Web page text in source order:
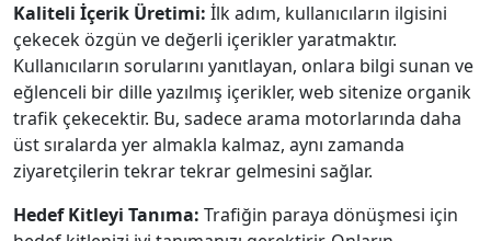
Kaliteli İçerik Üretimi: İlk adım, kullanıcıların ilgisini
çekecek özgün ve değerli içerikler yaratmaktır.
Kullanıcıların sorularını yanıtlayan, onlara bilgi sunan ve
eğlenceli bir dille yazılmış içerikler, web sitenize organik
trafik çekecektir. Bu, sadece arama motorlarında daha
üst sıralarda yer almakla kalmaz, aynı zamanda
ziyaretçilerin tekrar tekrar gelmesini sağlar.
Hedef Kitleyi Tanıma: Trafiğin paraya dönüşmesi için